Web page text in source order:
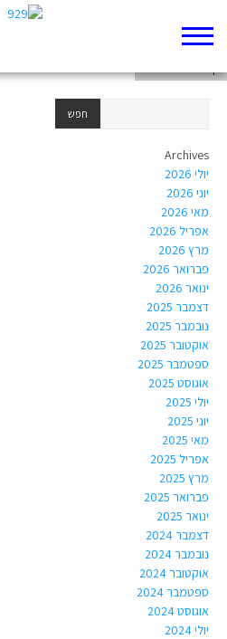
Archives
יולי 2026
יוני 2026
מאי 2026
אפריל 2026
מרץ 2026
פברואר 2026
ינואר 2026
דצמבר 2025
נובמבר 2025
אוקטובר 2025
ספטמבר 2025
אוגוסט 2025
יולי 2025
יוני 2025
מאי 2025
אפריל 2025
מרץ 2025
פברואר 2025
ינואר 2025
דצמבר 2024
נובמבר 2024
אוקטובר 2024
ספטמבר 2024
אוגוסט 2024
יולי 2024